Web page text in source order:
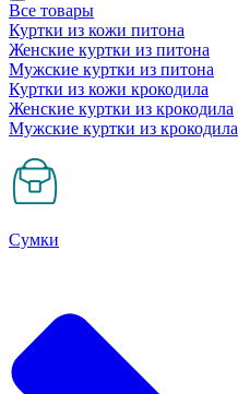
Все товары
Куртки из кожи питона
Женские куртки из питона
Мужские куртки из питона
Куртки из кожи крокодила
Женские куртки из крокодила
Мужские куртки из крокодила
Сумки